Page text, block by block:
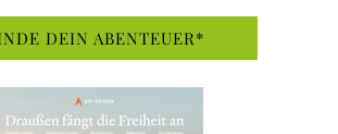
DEIN ABENTEUER*